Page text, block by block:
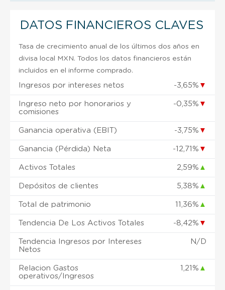
DATOS FINANCIEROS CLAVES
Tasa de crecimiento anual de los últimos dos años en
divisa local MXN. Todos los datos financieros están
incluidos en el informe comprado.
Ingresos por intereses netos -3,65% ▼
Ingreso neto por honorarios y
comisiones
-0,35% ▼
Ganancia operativa (EBIT) -3,75% ▼
Ganancia (Pérdida) Neta -12,71% ▼
Activos Totales 2,59% ▲
Depósitos de clientes 5,38% ▲
Total de patrimonio 11,36% ▲
Tendencia De Los Activos Totales -8,42% ▼
Tendencia Ingresos por Intereses
Netos
N/D
Relacion Gastos
operativos/Ingresos
1,21% ▲